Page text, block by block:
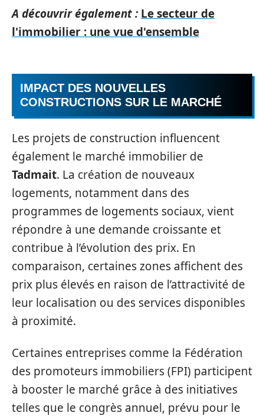
A découvrir également : Le secteur de
l'immobilier : une vue d'ensemble
IMPACT DES NOUVELLES
CONSTRUCTIONS SUR LE MARCHÉ
Les projets de construction influencent
également le marché immobilier de
Tadmait. La création de nouveaux
logements, notamment dans des
programmes de logements sociaux, vient
répondre à une demande croissante et
contribue à l’évolution des prix. En
comparaison, certaines zones affichent des
prix plus élevés en raison de l’attractivité de
leur localisation ou des services disponibles
à proximité.
Certaines entreprises comme la Fédération
des promoteurs immobiliers (FPI) participent
à booster le marché grâce à des initiatives
telles que le congrès annuel, prévu pour le